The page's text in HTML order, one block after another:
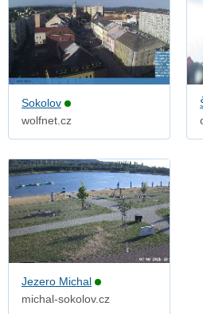
Sokolov
wolfnet.cz
Jezero Michal
michal-sokolov.cz